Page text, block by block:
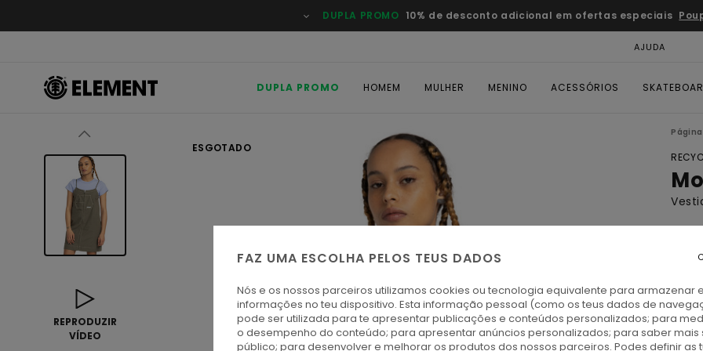
a
DUPLA PROMO 10% de desconto adicional em ofertas especiais
AJUDA
DUPLA PROMO HOMEM MULHER MENINO ACESSÓRIOS
REPRODUZIR
VÍDEO
ESGOTADO
€
Cor
FAZ UMA ESCOLHA PELOS TEUS DADOS
Nós e os nossos parceiros utilizamos cookies ou tecnologia equivalente para armazenar
informações no teu dispositivo. Esta informação pessoal (como os teus dados de
pode ser utilizada para te apresentar publicações e conteúdos personalizados; para
o desempenho do conteúdo; para apresentar anúncios personalizados; para saber mais
público; para desenvolver e melhorar os produtos dos nossos parceiros. Podes definir as